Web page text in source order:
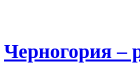
Черногория –